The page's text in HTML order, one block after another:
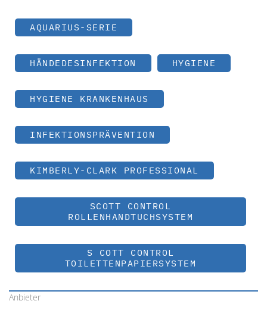
AQUARIUS-SERIE
HÄNDEDESINFEKTION HYGIENE
HYGIENE KRANKENHAUS
INFEKTIONSPRÄVENTION
KIMBERLY-CLARK PROFESSIONAL
SCOTT CONTROL
ROLLENHANDTUCHSYSTEM
S COTT CONTROL
TOILETTENPAPIERSYSTEM
Anbieter